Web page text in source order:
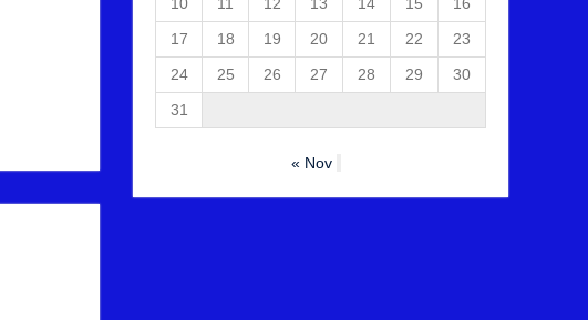
17
18 19 20 21 22
23
24
25 26 27 28 29
30
31
« Nov